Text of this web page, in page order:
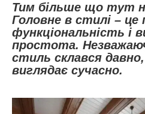
Тим більше що тут
Головне в стилі – це
функціональність і
простота.
стиль склався давно,
виглядає сучасно.